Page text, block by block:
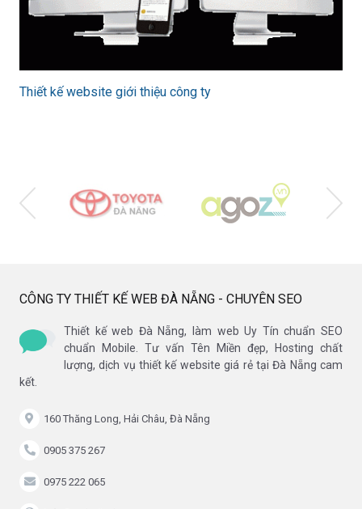
Thiết kế website giới thiệu công ty
CÔNG TY THIẾT KẾ WEB ĐÀ NẴNG - CHUYÊN SEO
Thiết kế web Đà Nẵng, làm web Uy Tín chuẩn SEO
chuẩn Mobile. Tư vấn Tên Miền đẹp, Hosting chất
lượng, dịch vụ thiết kế website giá rẻ tại Đà Nẵng cam
kết.
160 Thăng Long, Hải Châu, Đà Nẵng
0905 375 267
0975 222 065